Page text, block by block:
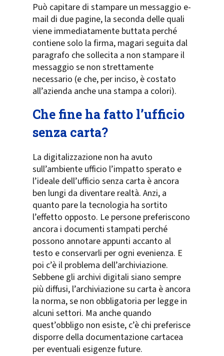
Può capitare di stampare un messaggio e-
mail di due pagine, la seconda delle quali
viene immediatamente buttata perché
contiene solo la firma, magari seguita dal
paragrafo che sollecita a non stampare il
messaggio se non strettamente
necessario (e che, per inciso, è costato
all’azienda anche una stampa a colori).
Che fine ha fatto l’ufficio
senza carta?
La digitalizzazione non ha avuto
sull’ambiente ufficio l’impatto sperato e
l’ideale dell’ufficio senza carta è ancora
ben lungi da diventare realtà. Anzi, a
quanto pare la tecnologia ha sortito
l’effetto opposto. Le persone preferiscono
ancora i documenti stampati perché
possono annotare appunti accanto al
testo e conservarli per ogni evenienza. E
poi c’è il problema dell’archiviazione.
Sebbene gli archivi digitali siano sempre
più diffusi, l’archiviazione su carta è ancora
la norma, se non obbligatoria per legge in
alcuni settori. Ma anche quando
quest’obbligo non esiste, c’è chi preferisce
disporre della documentazione cartacea
per eventuali esigenze future.